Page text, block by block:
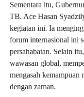
Sementara itu,
TB. Ace Hasan
kegiatan ini. Ia
forum internasional ini
persahabatan. Selain
wawasan global,
mengasah kemampuan
dengan zaman.